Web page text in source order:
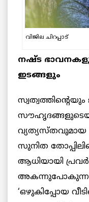
വിജില ചിറപ്പാട്
നഷ്‌ട
ഇടങ്ങളും
സുനിത
ആധിയായി
‘ഒഴുകിപ്പോയ